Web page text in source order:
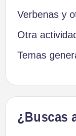
Verbenas y
Otra
Temas
¿Buscas